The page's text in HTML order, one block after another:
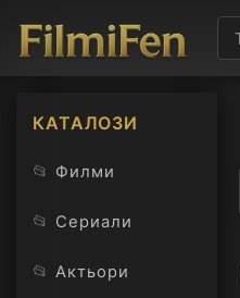
КАТАЛОЗИ
📂 Филми
📂 Сериали
📂 Актьори